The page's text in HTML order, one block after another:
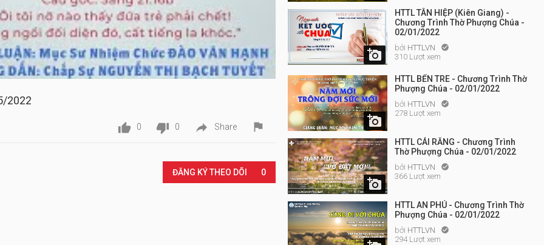

HTTL TÂN HIỆP (Kiên Giang) -
Chương Trình Thờ Phượng Chúa -
02/01/2022
bởi HTTLVN 
310 Lượt xem

HTTL BẾN TRE - Chương Trình Thờ
Phượng Chúa - 02/01/2022
bởi HTTLVN 
278 Lượt xem

HTTL CÁI RĂNG - Chương Trình
Thờ Phượng Chúa - 02/01/2022
bởi HTTLVN 
366 Lượt xem
HTTL AN PHÚ - Chương Trình Thờ
Phượng Chúa - 02/01/2022
bởi HTTLVN 
294 Lượt xem
2022
 0  0  Share 
ĐĂNG KÝ THEO DÕI 0